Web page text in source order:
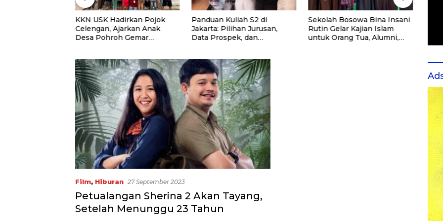
KKN USK Hadirkan Pojok
Celengan, Ajarkan Anak
Desa Pohroh Gemar
Panduan Kuliah S2 di
Jakarta: Pilihan Jurusan,
Data Prospek, dan
Sekolah Bosowa Bina Insani
Rutin Gelar Kajian Islam
untuk Orang Tua, Alumni,
Film, Hiburan 27 September 2023
Petualangan Sherina 2 Akan Tayang,
Setelah Menunggu 23 Tahun